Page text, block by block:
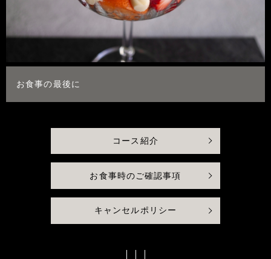
お食事の最後に
コース紹介
お食事時のご確認事項
キャンセルポリシー